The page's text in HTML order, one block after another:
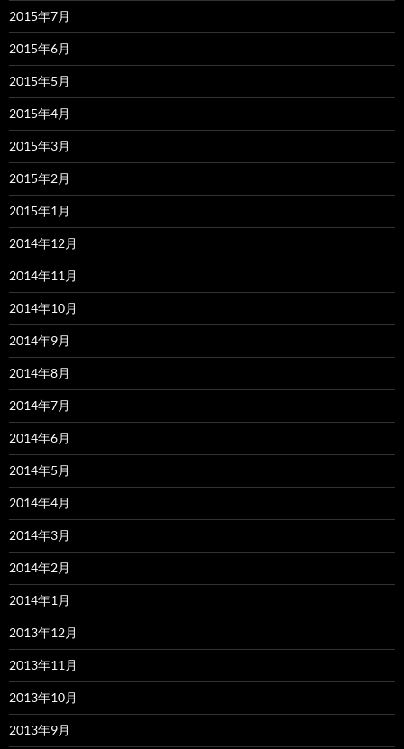
2015年7月
2015年6月
2015年5月
2015年4月
2015年3月
2015年2月
2015年1月
2014年12月
2014年11月
2014年10月
2014年9月
2014年8月
2014年7月
2014年6月
2014年5月
2014年4月
2014年3月
2014年2月
2014年1月
2013年12月
2013年11月
2013年10月
2013年9月